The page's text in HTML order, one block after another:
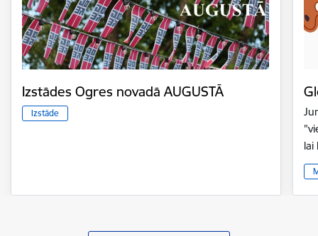
Izstādes Ogres novadā AUGUSTĀ
Izstāde
lai